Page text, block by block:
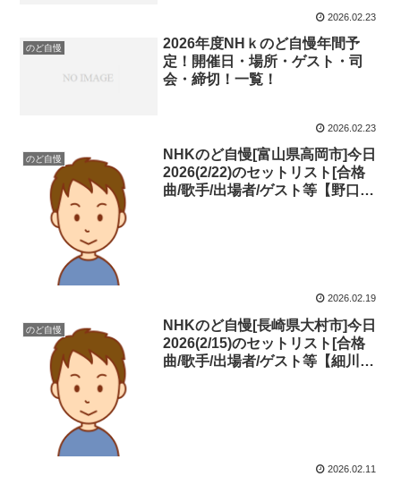
2026.02.23
のど自慢
2026年度NHｋのど自慢年間予
定！開催日・場所・ゲスト・司
会・締切！一覧！
2026.02.23
のど自慢
NHKのど自慢[富山県高岡市]今日
2026(2/22)のセットリスト[合格
曲/歌手/出場者/ゲスト等【野口五
2026.02.19
のど自慢
NHKのど自慢[長崎県大村市]今日
2026(2/15)のセットリスト[合格
曲/歌手/出場者/ゲスト等【細川た
2026.02.11